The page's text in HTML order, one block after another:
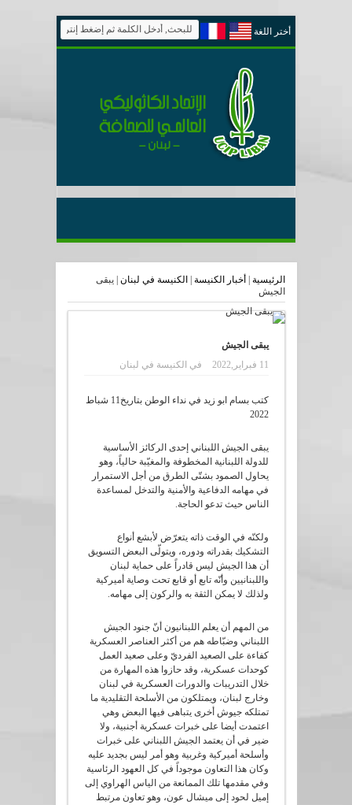
أختر اللغة
الرئيسية أخبار الكنيسة الكنيسة في لبنان |يبقى
الجيش
يبقى الجيش
11 فبراير,2022
في الكنيسة في لبنان
كتب بسام ابو زيد في نداء الوطن بتاريخ11 شباط
2022
يبقى الجيش اللبناني إحدى الركائز الأساسية
للدولة اللبنانية المخطوفة والمغيّبة حالياً، وهو
يحاول الصمود بشتّى الطرق من أجل الاستمرار
في مهامه الدفاعية والأمنية والتدخل لمساعدة
الناس حيث تدعو الحاجة.
ولكنّه في الوقت ذاته يتعرّض لأبشع أنواع
التشكيك بقدراته ودوره، ويتولّى البعض التسويق
أن هذا الجيش ليس قادراً على حماية لبنان
واللبنانيين وأنّه تابع أو قابع تحت وصاية أميركية
ولذلك لا يمكن الثقة به والركون إلى مهامه.
من المهم أن يعلم اللبنانيون أنّ جنود الجيش
اللبناني وضبّاطه هم من أكثر العناصر العسكرية
كفاءة على الصعيد الفرديّ وعلى صعيد العمل
كوحدات عسكرية، وقد حازوا هذه المهارة من
خلال التدريبات والدورات العسكرية في لبنان
وخارج لبنان، ويمتلكون من الأسلحة التقليدية ما
تمتلكه جيوش أخرى يتباهى فيها البعض وهي
اعتمدت أيضا على خبرات عسكرية أجنبية، ولا
ضير في أن يعتمد الجيش اللبناني على خبرات
وأسلحة أميركية وغربية وهو أمر ليس بجديد عليه
وكان هذا التعاون موجوداً في كل العهود الرئاسية
وفي مقدمها تلك الممانعة من الياس الهراوي إلى
إميل لحود إلى ميشال عون، وهو تعاون مرتبط